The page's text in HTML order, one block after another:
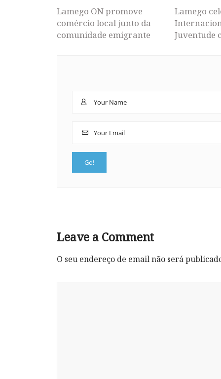
Lamego ON promove
comércio local junto da
comunidade emigrante
Lamego
Juventude
Leave a Comment
O seu endereço de email não será